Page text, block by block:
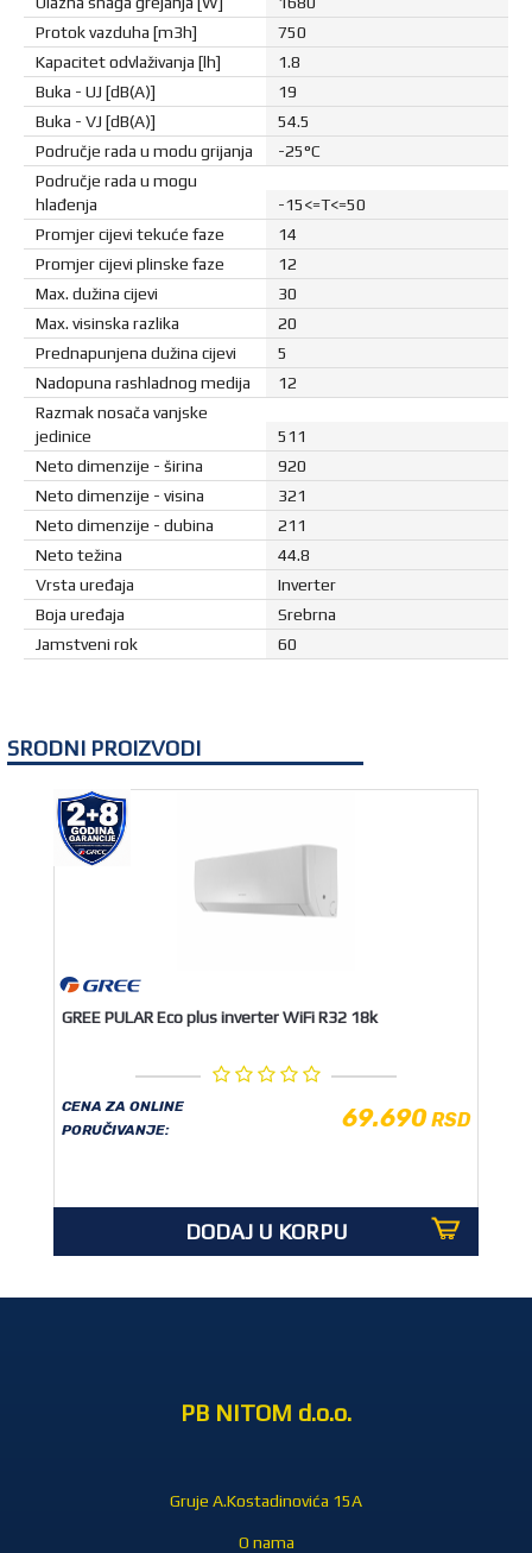
Protok vazduha [m3h]
750
Kapacitet odvlaživanja [lh]
1.8
Buka - UJ [dB(A)]
19
Buka - VJ [dB(A)]
54.5
Područje rada u modu grijanja
-25°C
Područje rada u mogu
hlađenja
-15<=T<=50
Promjer cijevi tekuće faze
14
Promjer cijevi plinske faze
12
Max. dužina cijevi
30
Max. visinska razlika
20
Prednapunjena dužina cijevi
5
Nadopuna rashladnog medija
12
Razmak nosača vanjske
jedinice
511
Neto dimenzije - širina
920
Neto dimenzije - visina
321
Neto dimenzije - dubina
211
Neto težina
44.8
Vrsta uređaja
Inverter
Boja uređaja
Srebrna
Jamstveni rok
60
SRODNI PROIZVODI
GREE PULAR Eco plus inverter WiFi R32 18k
CENA ZA ONLINE
PORUČIVANJE:
69.690RSD
DODAJ U KORPU
PB NITOM d.o.o.
Gruje A.Kostadinovića 15A
O nama